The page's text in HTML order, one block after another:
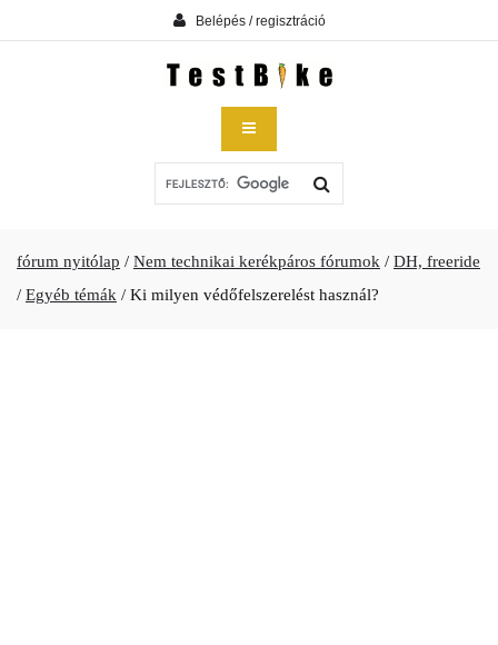
Belépés / regisztráció
fórum nyitólap / Nem technikai kerékpáros fórumok / DH, freeride
/ Egyéb témák / Ki milyen védőfelszerelést használ?